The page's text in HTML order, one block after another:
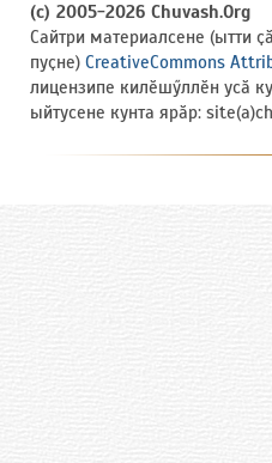
(c) 2005-2026 Chuvash.Org
Сайтри материалсене (ытти
пуҫне) CreativeCommons
лицензипе килӗшӳллӗн усӑ
ыйтусене кунта ярӑр: